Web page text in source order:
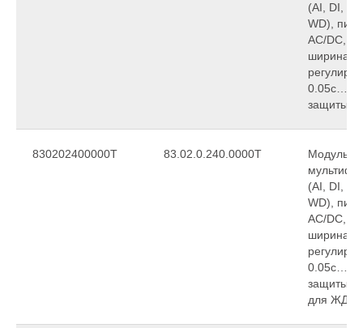
(AI, DI,
WD),
АС/DC,
ширина
защиты
830202400000T 83.02.0.240.0000T
(AI, DI,
WD),
АС/DC,
ширина
защиты
для ЖД-